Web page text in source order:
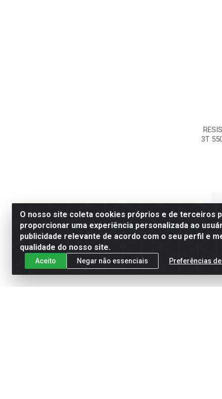
3T
O nosso site coleta cookies próprios e de terceiros
proporcionar uma experiência personalizada ao
publicidade relevante de acordo com o seu perfil e
qualidade do nosso site.
Aceito Negar não essenciais Preferências